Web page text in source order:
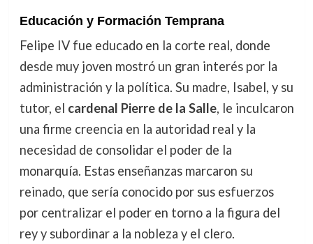
Educación y Formación Temprana
Felipe IV fue educado en la corte real, donde
desde muy joven mostró un gran interés por la
administración y la política. Su madre, Isabel, y su
tutor, el cardenal Pierre de la Salle, le inculcaron
una firme creencia en la autoridad real y la
necesidad de consolidar el poder de la
monarquía. Estas enseñanzas marcaron su
reinado, que sería conocido por sus esfuerzos
por centralizar el poder en torno a la figura del
rey y subordinar a la nobleza y el clero.